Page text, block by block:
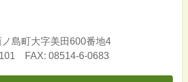
ノ島町大字美田600番地4
FAX: 08514-6-0683